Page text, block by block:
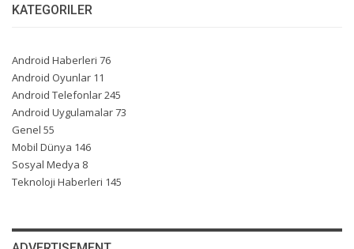
KATEGORILER
Android Haberleri 76
Android Oyunlar 11
Android Telefonlar245
Android Uygulamalar73
Genel 55
Mobil Dünya 146
Sosyal Medya 8
Teknoloji Haberleri 145